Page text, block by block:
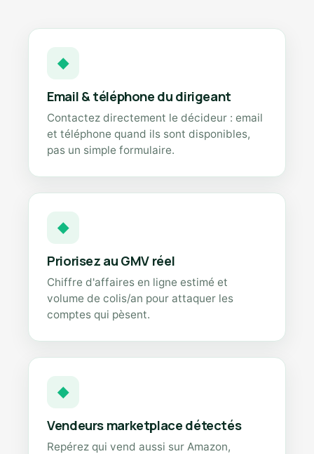
◆
Email & téléphone du dirigeant
Contactez directement le décideur : email
et téléphone quand ils sont disponibles,
pas un simple formulaire.
◆
Priorisez au GMV réel
Chiffre d'affaires en ligne estimé et
volume de colis/an pour attaquer les
comptes qui pèsent.
◆
Vendeurs marketplace détectés
Repérez qui vend aussi sur Amazon,